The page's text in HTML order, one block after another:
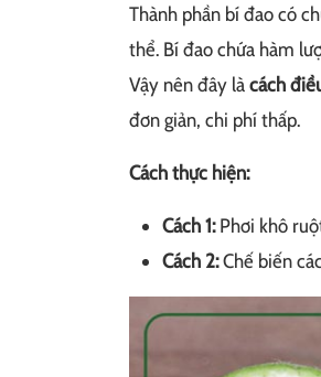
Thành phần bí đao có
thể. Bí đao chứa hàm
Vậy nên đây làcách
đơn giản, chi phí thấp.
Cách thực hiện:
Cách 1:Phơi khô
Cách 2:Chế biến